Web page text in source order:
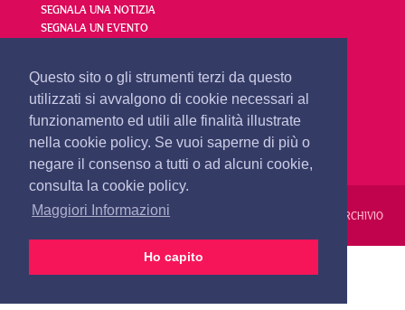
Questo sito o gli strumenti terzi da questo
utilizzati si avvalgono di cookie necessari al
funzionamento ed utili alle finalità illustrate
nella cookie policy. Se vuoi saperne di più o
negare il consenso a tutti o ad alcuni cookie,
consulta la cookie policy.
Maggiori Informazioni
Ho capito
SEGNALA UNA NOTIZIA
SEGNALA UN EVENTO
redazione@olbianotizie.it
REDAZIONE PUBBLICITÀ PRIVACY E COOKIES ARCHIVIO
24 ORE VIDEO